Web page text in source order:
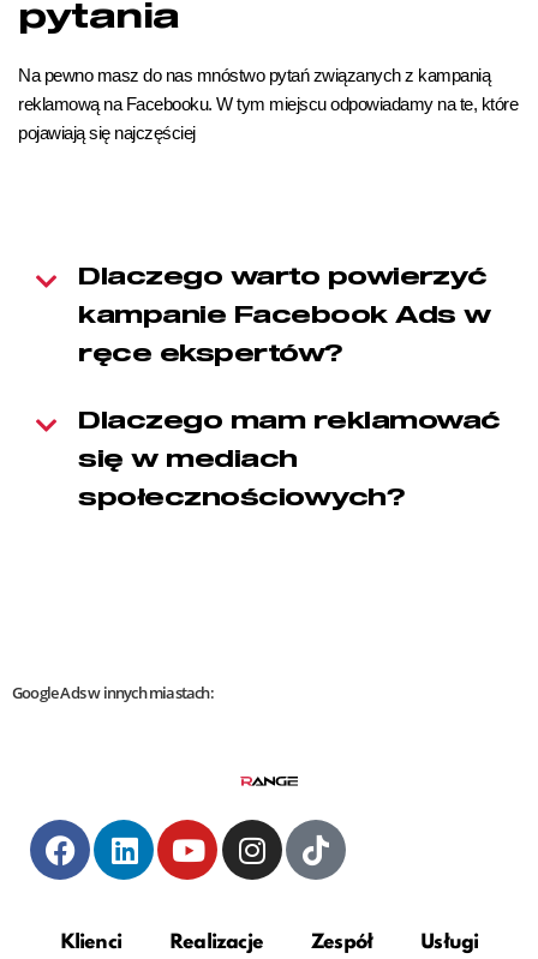
pytania
Na pewno masz do nas mnóstwo pytań związanych z kampanią
reklamową na Facebooku. W tym miejscu odpowiadamy na te, które
pojawiają się najczęściej
Dlaczego warto powierzyć
kampanie Facebook Ads w
ręce ekspertów?
Dlaczego mam reklamować
się w mediach
społecznościowych?
Google Ads w innych miastach:
Klienci Realizacje Zespół Usługi